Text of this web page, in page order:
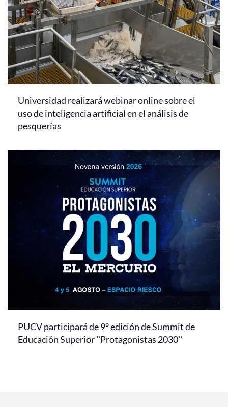
Universidad realizará webinar online sobre el
uso de inteligencia artificial en el análisis de
pesquerías
PUCV participará de 9° edición de Summit de
Educación Superior ''Protagonistas 2030''